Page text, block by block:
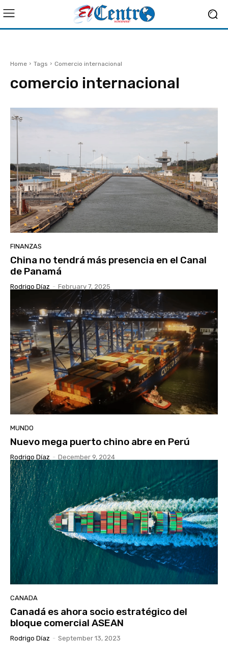
Home Tags Comercio internacional
comercio internacional
FINANZAS
China no tendrá más presencia en el Canal
de Panamá
Rodrigo Díaz - February 7, 2025
MUNDO
Nuevo mega puerto chino abre en Perú
Rodrigo Díaz - December 9, 2024
CANADA
Canadá es ahora socio estratégico del
bloque comercial ASEAN
Rodrigo Díaz - September 13, 2023